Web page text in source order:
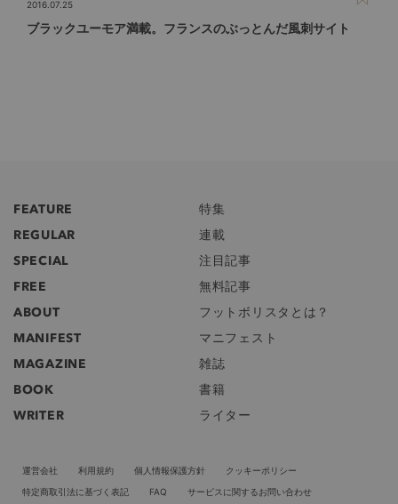
2016.07.25
ブラックユーモア満載。フランスのぶっとんだ風刺サイト
FEATURE
特集
REGULAR
連載
SPECIAL
注目記事
FREE
無料記事
ABOUT
フットボリスタとは？
MANIFEST
マニフェスト
MAGAZINE
雑誌
BOOK
書籍
WRITER
ライター
運営会社 利用規約 個人情報保護方針
クッキーポリシー
特定商取引法に基づく表記
FAQ サービスに関するお問い合わせ